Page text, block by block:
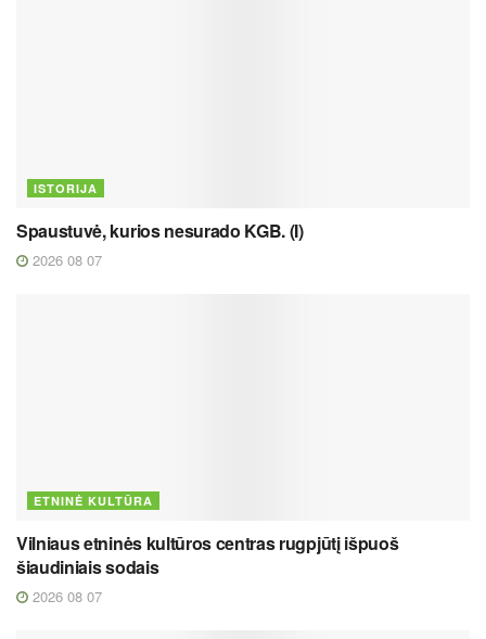
ISTORIJA
Spaustuvė, kurios nesurado KGB. (I)
2026 08 07
ETNINĖ KULTŪRA
Vilniaus etninės kultūros centras rugpjūtį išpuoš
šiaudiniais sodais
2026 08 07